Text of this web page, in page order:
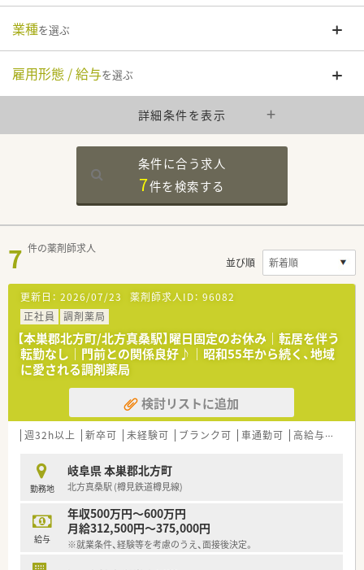
業種を選ぶ
雇用形態 / 給与を選ぶ
詳細条件を表示
条件に合う求人
7件を検索する
7 件の薬剤師求人
並び順
更新日： 2026/07/23 薬剤師求人ID： 96082
正社員
調剤薬局
【本巣郡北方町/北方真桑駅】曜日固定のお休み｜転居を伴う
転勤なし｜門前との関係良好♪｜昭和55年から続く、地域
に愛される調剤薬局
検討リストに追加
週32h以上 新卒可 未経験可 ブランク可 車通勤可 高給与(600万円以上)
勤務地
岐阜県 本巣郡北方町
北方真桑駅 (樽見鉄道樽見線)
給与
年収500万円～600万円
月給312,500円～375,000円
※就業条件、経験等を考慮のうえ、面接後決定。